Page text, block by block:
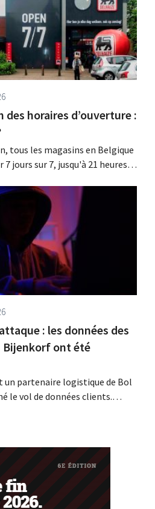
des horaires d’ouverture :
tous les magasins en Belgique
jours sur 7, jusqu'à 21 heures.
du travail constitue un
sont-elles équitables pour tous
: les données des
Bijenkorf ont été
un partenaire logistique de Bol
le vol de données clients.